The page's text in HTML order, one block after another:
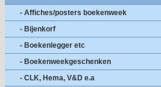
- Affiches/posters boekenweek
- Bijenkorf
- Boekenlegger etc
- Boekenweekgeschenken
- CLK, Hema, V&D e.a